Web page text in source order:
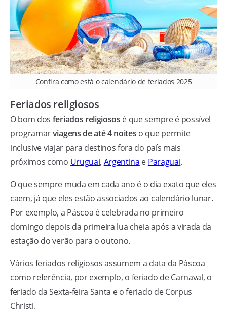
Confira como está o calendário de feriados 2025
Feriados religiosos
O bom dos feriados religiosos é que sempre é possível
programarviagens de até 4 noites o que permite
inclusive viajar para destinos fora do país mais
próximos como Uruguai, Argentina e Paraguai.
O que sempre muda em cada ano é o dia exato que eles
caem, já que eles estão associados ao calendário lunar.
Por exemplo, a Páscoa é celebrada no primeiro
domingo depois da primeira lua cheia após a virada da
estação do verão para o outono.
Vários feriados religiosos assumem a data da Páscoa
como referência, por exemplo, o feriado de Carnaval, o
feriado da Sexta-feira Santa e o feriado de Corpus
Christi.